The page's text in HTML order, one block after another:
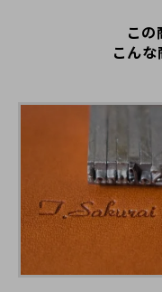
2017/02/27 11:28:36
職場の後輩の誕生日プ
ホットスタンピング
迅速な対応をいただき
おしゃれなデザインと
敵です。
後輩も大変気に入って
こ
こん